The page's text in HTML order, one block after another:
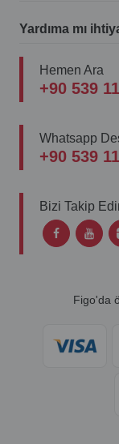
Yardıma mı
Hemen Ara
+90 539
Whatsapp
+90 539
Bizi Takip
Figo'da